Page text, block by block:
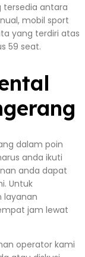
tersedia antara
mobil sport
yang terdiri atas
59 seat.
dalam poin
anda ikuti
anda dapat
Untuk
layanan
jam lewat
operator kami